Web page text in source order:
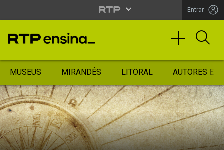
Entrar
MUSEUS MIRANDÊS LITORAL AUTORES